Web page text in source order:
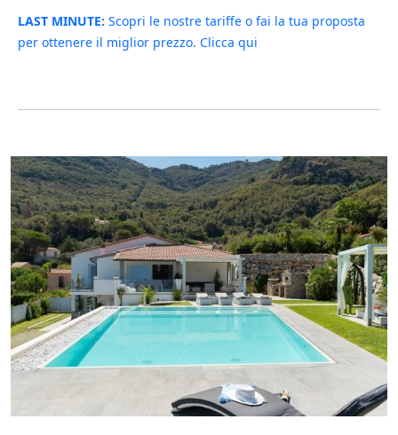
LAST MINUTE: Scopri le nostre tariffe o fai la tua proposta
per ottenere il miglior prezzo. Clicca qui